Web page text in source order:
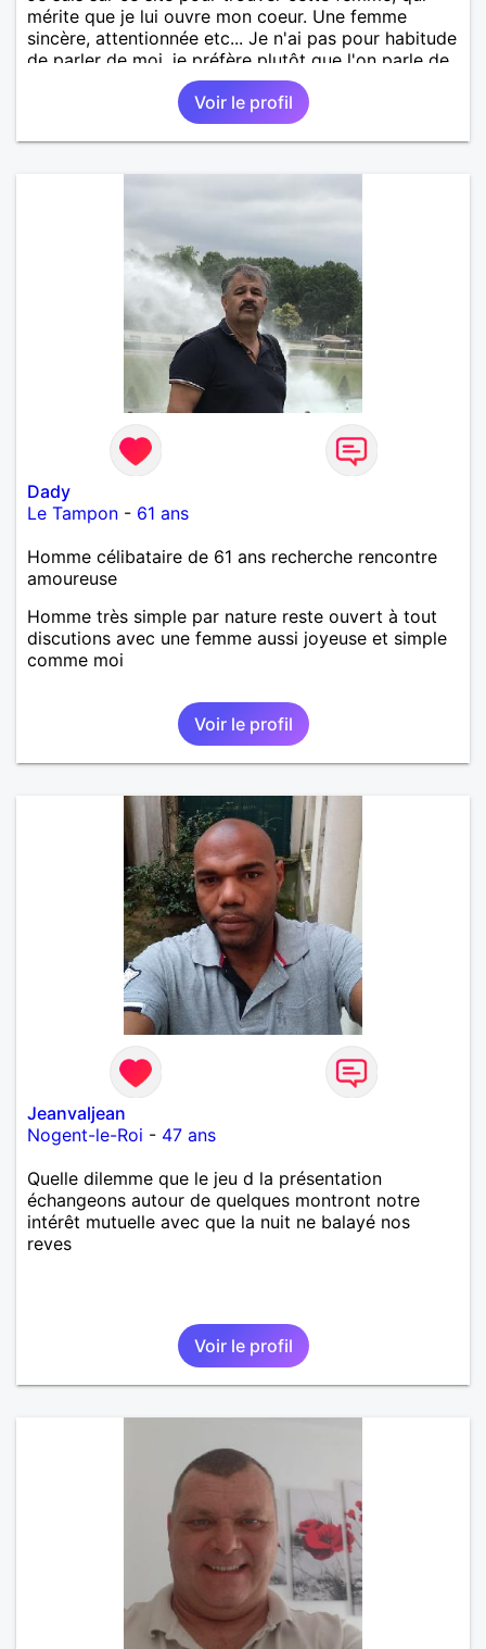
mérite que je lui ouvre mon coeur. Une femme
sincère, attentionnée etc... Je n'ai pas pour habitude
de parler de moi, je préfère plutôt que l'on parle de
moi. Mais une chose est sûre, je pense réellement
que je suis quelqu'un d'intéressant à découvrir.
Voir le profil
Dady
Le Tampon - 61 ans
Homme célibataire de 61 ans recherche rencontre
amoureuse
Homme très simple par nature reste ouvert à tout
discutions avec une femme aussi joyeuse et simple
comme moi
Voir le profil
Jeanvaljean
Nogent-le-Roi - 47 ans
Quelle dilemme que le jeu d la présentation
échangeons autour de quelques montront notre
intérêt mutuelle avec que la nuit ne balayé nos
reves
Voir le profil